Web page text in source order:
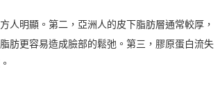
人明顯。第二，亞洲人的皮下脂肪層通常較厚，
肪更容易造成臉部的鬆弛。第三，膠原蛋白流失